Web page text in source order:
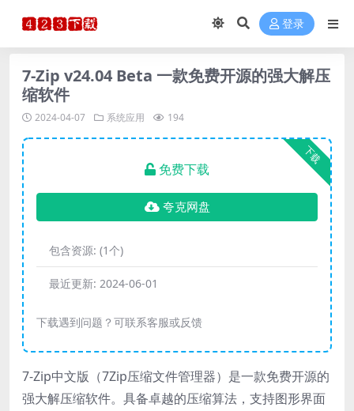
登录
7-Zip v24.04 Beta 一款免费开源的强大解压
缩软件
2024-04-07 系统应用 194
下载
免费下载
夸克网盘
包含资源: (1个)
最近更新: 2024-06-01
下载遇到问题？可联系客服或反馈
7-Zip中文版（7Zip压缩文件管理器）是一款免费开源的
强大解压缩软件。具备卓越的压缩算法，支持图形界面